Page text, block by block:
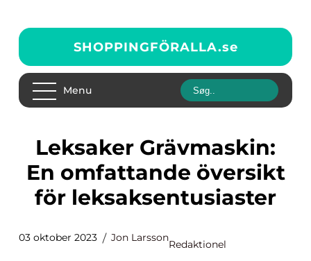
SHOPPINGFÖRALLA.se
Menu
Leksaker Grävmaskin:
En omfattande översikt
för leksaksentusiaster
03 oktober 2023 Jon Larsson
Redaktionel